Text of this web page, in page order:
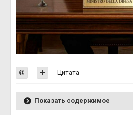
Цитата
Показать содержимое